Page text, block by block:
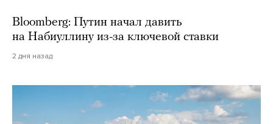
Bloomberg: Путин начал давить
на Набиуллину из-за ключевой ставки
2 дня назад